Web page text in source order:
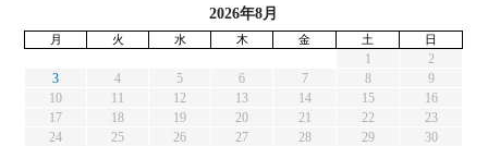
2026年8月
月 火 水 木 金 土 日
1
2
3
4 5 6 7 8
9
10
11 12 13 14 15
16
17
18 19 20 21 22
23
24
25 26 27 28 29
30